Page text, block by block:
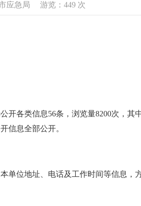
市应急局 游览： 449 次
开各类信息56条，浏览量8200次，
信息全部公开。
单位地址、电话及工作时间等信息